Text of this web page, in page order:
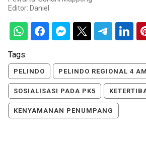
Editor: Daniel
Tags:
PELINDO PELINDO REGIONAL 4
SOSIALISASI PADA PK5
KENYAMANAN PENUMPANG